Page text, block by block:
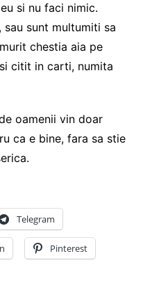
si nu faci nimic.
sunt multumiti sa
chestia aia pe
citit in carti, numita
oamenii vin doar
ca e bine, fara sa stie
Telegram
Pinterest